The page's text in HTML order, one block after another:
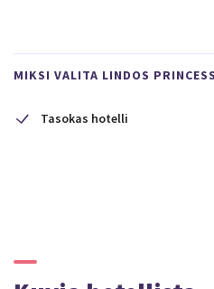
MIKSI VALITA LINDOS
Tasokas hotelli